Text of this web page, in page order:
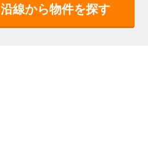
沿線から物件を探す